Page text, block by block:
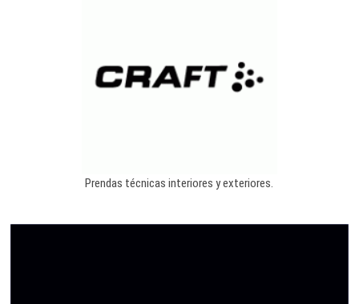
Prendas técnicas interiores y exteriores.